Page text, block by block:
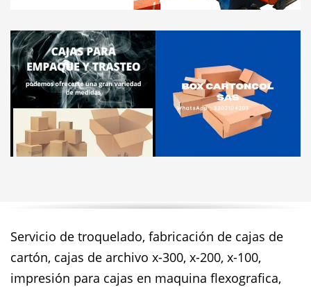
Servicio de troquelado, fabricación de cajas de
cartón, cajas de archivo x-300, x-200, x-100,
impresión para cajas en maquina flexografica,